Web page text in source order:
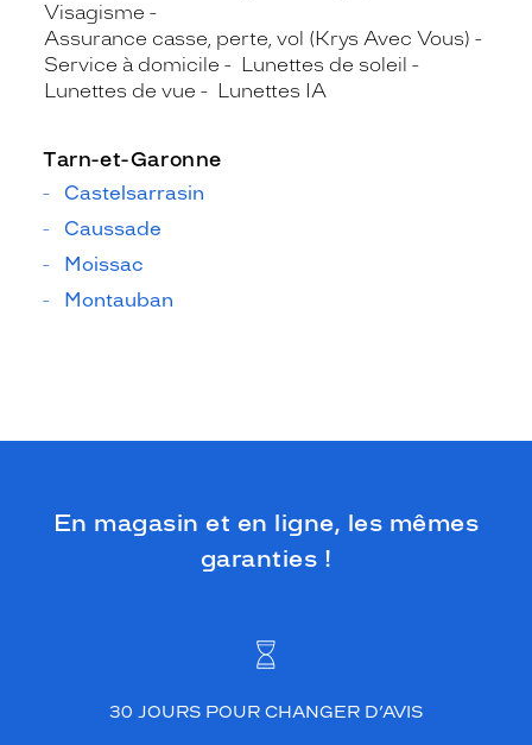
Visagisme
Assurance casse, perte, vol (Krys Avec Vous)
Service à domicile
Lunettes de soleil
Lunettes de vue
Lunettes IA
Tarn-et-Garonne
Castelsarrasin
Caussade
Moissac
Montauban
En magasin et en ligne, les mêmes
garanties !
30 JOURS POUR CHANGER D’AVIS